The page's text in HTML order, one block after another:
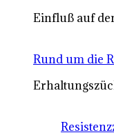
Einfluß auf
Rund um die